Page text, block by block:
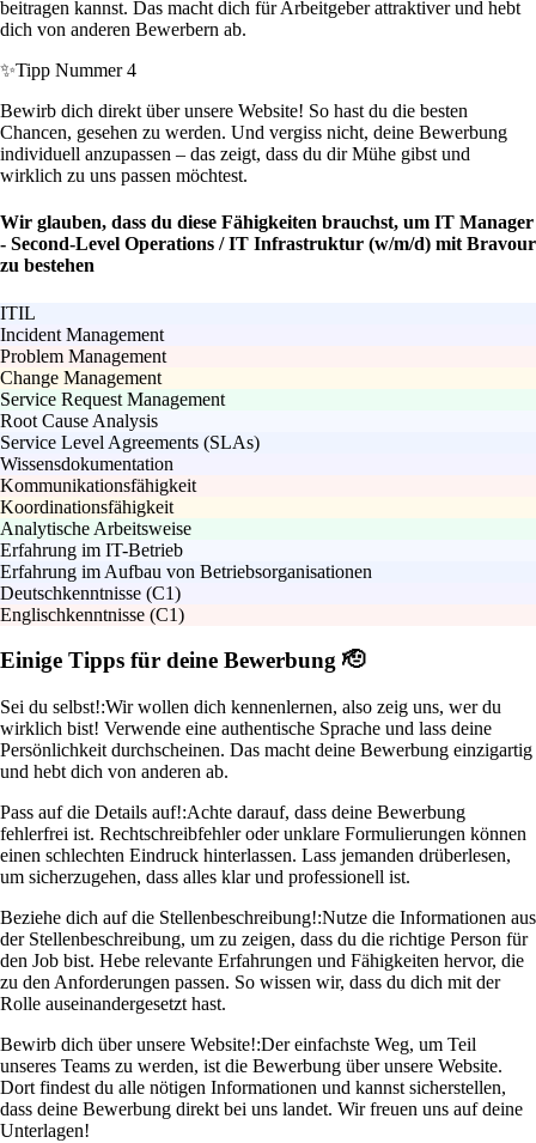
beitragen kannst. Das macht dich für Arbeitgeber attraktiver und hebt
dich von anderen Bewerbern ab.
✨Tipp Nummer 4
Bewirb dich direkt über unsere Website! So hast du die besten
Chancen, gesehen zu werden. Und vergiss nicht, deine Bewerbung
individuell anzupassen – das zeigt, dass du dir Mühe gibst und
wirklich zu uns passen möchtest.
Wir glauben, dass du diese Fähigkeiten brauchst, um IT Manager
- Second-Level Operations / IT Infrastruktur (w/m/d) mit Bravour
zu bestehen
ITIL
Incident Management
Problem Management
Change Management
Service Request Management
Root Cause Analysis
Service Level Agreements (SLAs)
Wissensdokumentation
Kommunikationsfähigkeit
Koordinationsfähigkeit
Analytische Arbeitsweise
Erfahrung im IT-Betrieb
Erfahrung im Aufbau von Betriebsorganisationen
Deutschkenntnisse (C1)
Englischkenntnisse (C1)
Einige Tipps für deine Bewerbung 🫡
Sei du selbst!:Wir wollen dich kennenlernen, also zeig uns, wer du
wirklich bist! Verwende eine authentische Sprache und lass deine
Persönlichkeit durchscheinen. Das macht deine Bewerbung einzigartig
und hebt dich von anderen ab.
Pass auf die Details auf!:Achte darauf, dass deine Bewerbung
fehlerfrei ist. Rechtschreibfehler oder unklare Formulierungen können
einen schlechten Eindruck hinterlassen. Lass jemanden drüberlesen,
um sicherzugehen, dass alles klar und professionell ist.
Beziehe dich auf die Stellenbeschreibung!:Nutze die Informationen aus
der Stellenbeschreibung, um zu zeigen, dass du die richtige Person für
den Job bist. Hebe relevante Erfahrungen und Fähigkeiten hervor, die
zu den Anforderungen passen. So wissen wir, dass du dich mit der
Rolle auseinandergesetzt hast.
Bewirb dich über unsere Website!:Der einfachste Weg, um Teil
unseres Teams zu werden, ist die Bewerbung über unsere Website.
Dort findest du alle nötigen Informationen und kannst sicherstellen,
dass deine Bewerbung direkt bei uns landet. Wir freuen uns auf deine
Unterlagen!